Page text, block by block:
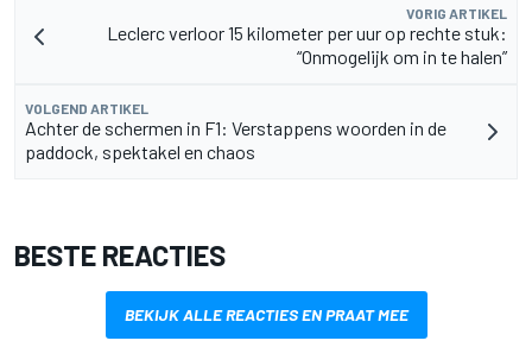
VORIG ARTIKEL
Leclerc verloor 15 kilometer per uur op rechte stuk:
“Onmogelijk om in te halen”
VOLGEND ARTIKEL
Achter de schermen in F1: Verstappens woorden in de
paddock, spektakel en chaos
BESTE REACTIES
BEKIJK ALLE REACTIES EN PRAAT MEE